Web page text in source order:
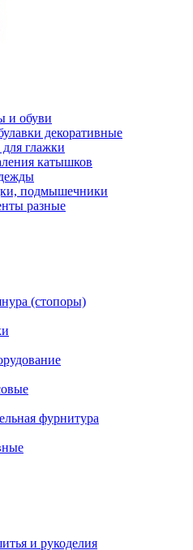
и обуви
декоративные
глажки
катышков
подмышечники
разные
(стопоры)
фурнитура
и рукоделия